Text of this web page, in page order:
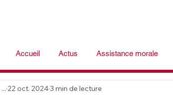
Accueil Actus Assistance morale
... 22 oct. 20243 min de lecture